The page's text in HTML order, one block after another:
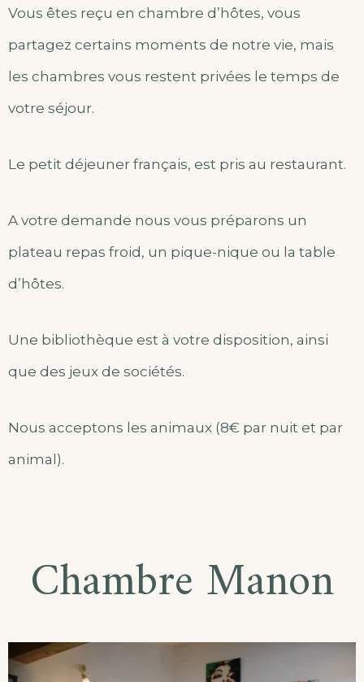
Vous êtes reçu en chambre d’hôtes, vous
partagez certains moments de notre vie, mais
les chambres vous restent privées le temps de
votre séjour.
Le petit déjeuner français, est pris au restaurant.
A votre demande nous vous préparons un
plateau repas froid, un pique-nique ou la table
d’hôtes.
Une bibliothèque est à votre disposition, ainsi
que des jeux de sociétés.
Nous acceptons les animaux (8€ par nuit et par
animal).
Chambre Manon